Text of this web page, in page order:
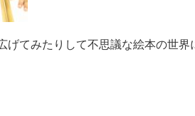
げてみたりして不思議な絵本の世界